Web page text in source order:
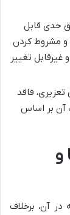
حدی قابل
و مشروط کردن
تغییر
فاقد
آن بر اساس
و
آن، برخلاف